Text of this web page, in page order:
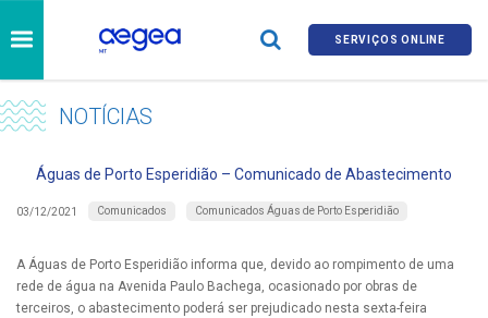
SERVIÇOS ONLINE
NOTÍCIAS
Águas de Porto Esperidião – Comunicado de Abastecimento
03/12/2021 Comunicados Comunicados Águas de Porto Esperidião
A Águas de Porto Esperidião informa que, devido ao rompimento de uma
rede de água na Avenida Paulo Bachega, ocasionado por obras de
terceiros, o abastecimento poderá ser prejudicado nesta sexta-feira